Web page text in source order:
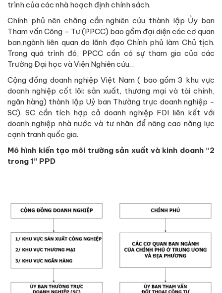
trình của các nhà hoạch định chính sách.
Chính phủ nên chăng cần nghiên cứu thành lập Ủy ban
Tham vấn Công - Tư (PPCC) bao gồm đại diện các cơ quan
ban,ngành liên quan do lãnh đạo Chính phủ làm Chủ tịch.
Trong quá trình đó, PPCC cần có sự tham gia của các
Trường Đại học và Viện Nghiên cứu…
Cộng đồng doanh nghiệp Việt Nam ( bao gồm 3 khu vực
doanh nghiệp cốt lõi: sản xuất, thương mại và tài chính,
ngân hàng) thành lập Uỷ ban Thường trực doanh nghiệp -
SC). SC cần tích hợp cả doanh nghiệp FDI liên kết với
doanh nghiệp nhà nước và tư nhân để nâng cao năng lực
cạnh tranh quốc gia.
Mô hình kiến tạo môi trường sản xuất và kinh doanh “2
trong 1” PPD